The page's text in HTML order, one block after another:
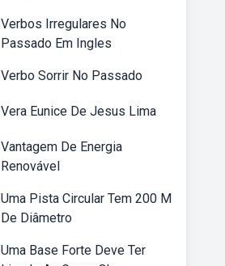
Verbos Irregulares No
Passado Em Ingles
Verbo Sorrir No Passado
Vera Eunice De Jesus Lima
Vantagem De Energia
Renovável
Uma Pista Circular Tem 200 M
De Diâmetro
Uma Base Forte Deve Ter